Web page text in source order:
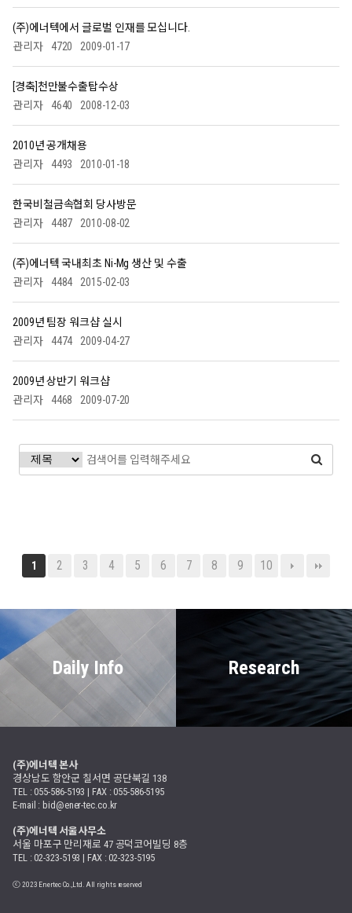
(주)에너텍에서 글로벌 인재를 모십니다.
관리자
4720 2009-01-17
[경축]천만불수출탑수상
관리자
4640 2008-12-03
2010년 공개채용
관리자
4493 2010-01-18
한국비철금속협회 당사방문
관리자
4487 2010-08-02
(주)에너텍 국내최초 Ni-Mg 생산 및 수출
관리자
4484 2015-02-03
2009년 팀장 워크샵 실시
관리자
4474 2009-04-27
2009년 상반기 워크샵
관리자
4468 2009-07-20
1 2 3 4 5 6 7 8 9 10
Daily Info Research
(주)에너텍 본사
경상남도 함안군 칠서면 공단북길 138
TEL : 055-586-5193 | FAX : 055-586-5195
E-mail : bid@ener-tec.co.kr
(주)에너텍 서울사무소
서울 마포구 만리재로 47 공덕코어빌딩 8층
TEL : 02-323-5193 | FAX : 02-323-5195
ⓒ 2023 Enertec Co.,Ltd. All rights reserved